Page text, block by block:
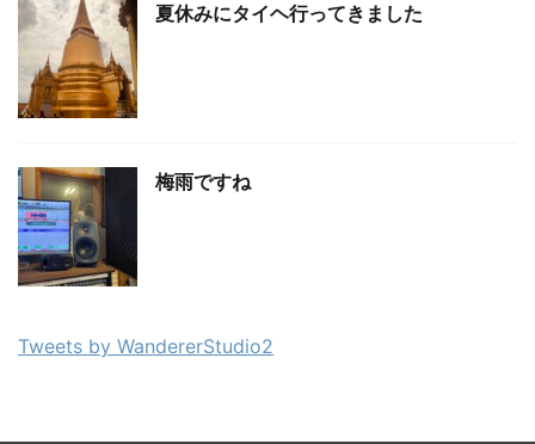
夏休みにタイヘ行ってきました
梅雨ですね
Tweets by WandererStudio2